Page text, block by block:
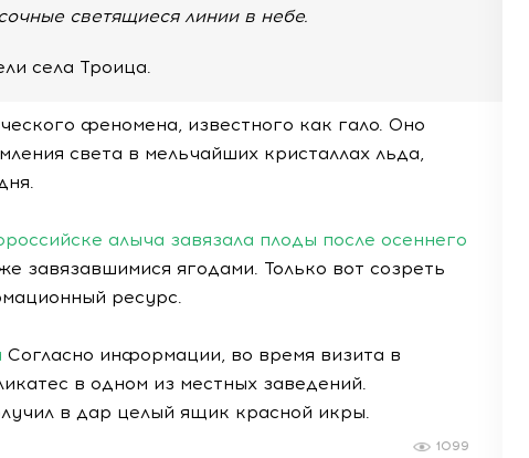
светящиеся линии в небе.
села Троица.
феномена, известного как гало. Оно
света в мельчайших кристаллах льда,
алыча завязала плоды после осеннего
завязавшимися ягодами. Только вот созреть
ресурс.
Согласно информации, во время визита в
в одном из местных заведений.
в дар целый ящик красной икры.
1099